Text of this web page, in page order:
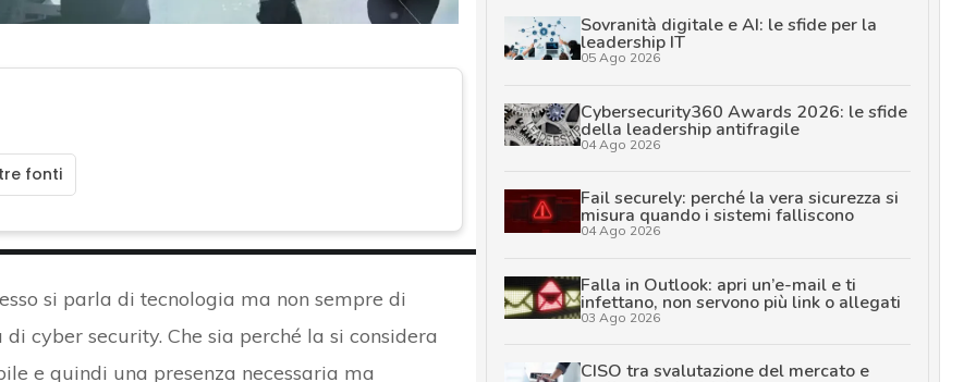
fonti
si parla di tecnologia ma non sempre di
cyber security. Che sia perché la si considera
e quindi una presenza necessaria ma
Sovranità digitale e AI: le sfide per la
leadership IT
05 Ago 2026
Cybersecurity360 Awards 2026: le sfide
della leadership antifragile
04 Ago 2026
Fail securely: perché la vera sicurezza si
misura quando i sistemi falliscono
04 Ago 2026
Falla in Outlook: apri un’e-mail e ti
infettano, non servono più link o allegati
03 Ago 2026
CISO tra svalutazione del mercato e